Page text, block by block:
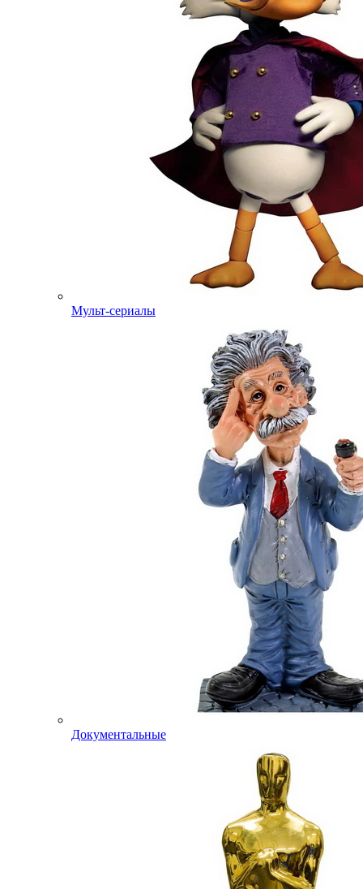
Мульт-сериалы
Документальные